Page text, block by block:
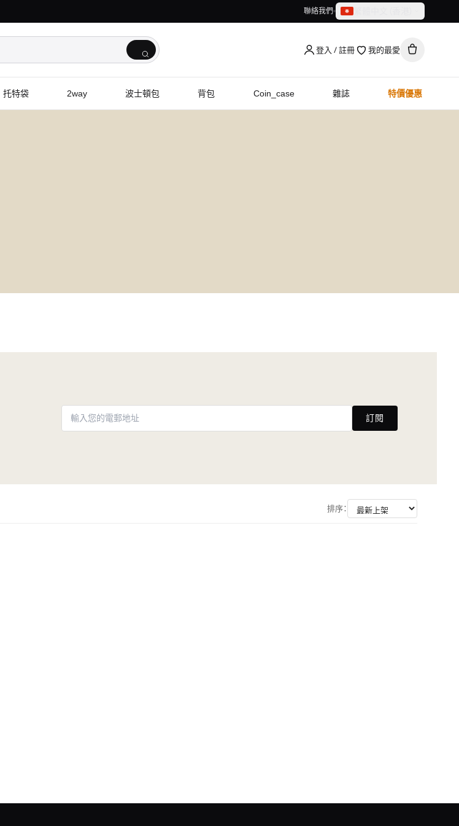
聯絡我們
繁體中文（香港）
登入 / 註冊 我的最愛
托特袋 2way 波士頓包 背包 Coin_case 雜誌 特價優惠
訂閱
排序：